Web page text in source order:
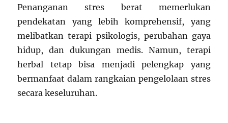
Penanganan stres berat memerlukan
pendekatan yang lebih komprehensif, yang
melibatkan terapi psikologis, perubahan gaya
hidup, dan dukungan medis. Namun, terapi
herbal tetap bisa menjadi pelengkap yang
bermanfaat dalam rangkaian pengelolaan stres
secara keseluruhan.